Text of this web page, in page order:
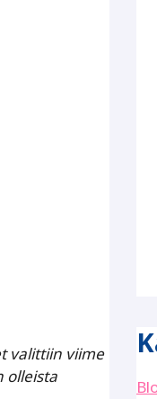
valittiin viime
olleista